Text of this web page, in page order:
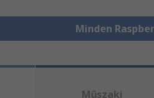
Minden
Műszaki